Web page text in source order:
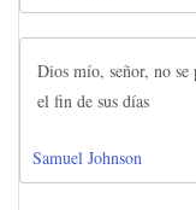
Dios mío, señor, no se
el fin de sus días
Samuel Johnson